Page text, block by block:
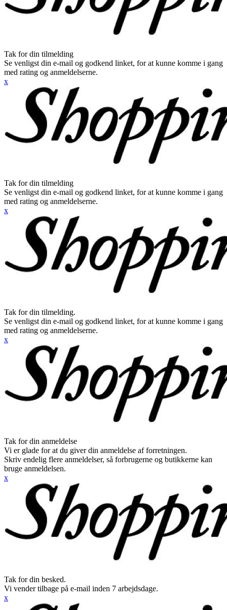
Tak for din tilmelding
Se venligst din e-mail og godkend linket, for at kunne komme i gang
med rating og anmeldelserne.
x
Tak for din tilmelding
Se venligst din e-mail og godkend linket, for at kunne komme i gang
med rating og anmeldelserne.
x
Tak for din tilmelding.
Se venligst din e-mail og godkend linket, for at kunne komme i gang
med rating og anmeldelserne.
x
Tak for din anmeldelse
Vi er glade for at du giver din anmeldelse af forretningen.
Skriv endelig flere anmeldelser, så forbrugerne og butikkerne kan
bruge anmeldelsen.
x
Tak for din besked.
Vi vender tilbage på e-mail inden 7 arbejdsdage.
x